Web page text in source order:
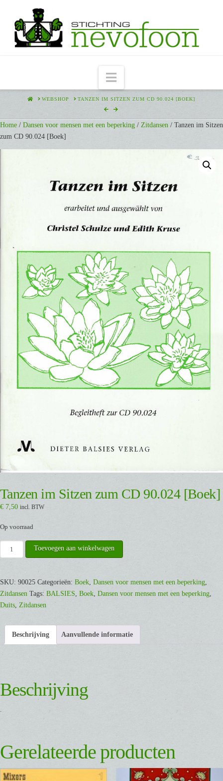
Navigation
HOMEWEBSHOP TANZEN IM SITZEN ZUM CD 90.024 [BOEK]
Home / Dansen voor mensen met een beperking / Zitdansen / Tanzen im Sitzen
zum CD 90.024 [Boek]
Tanzen im Sitzen zum CD 90.024 [Boek]
€ 7,50 incl. BTW
Op voorraad
Tanzen
im
zum
CD
90.024
aantal
Toevoegen aan winkelwagen
SKU: 90025 Categorieën: Boek Dansen voor mensen met een beperking
Zitdansen Tags: BALSIES Boek Dansen voor mensen met een beperking
Duits Zitdansen
Beschrijving Aanvullende informatie
Beschrijving
.
Gerelateerde producten